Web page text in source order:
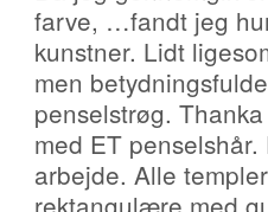
farve, …fandt jeg
kunstner. Lidt
men
penselstrøg.
med ET
arbejde. Alle
rektangulære med